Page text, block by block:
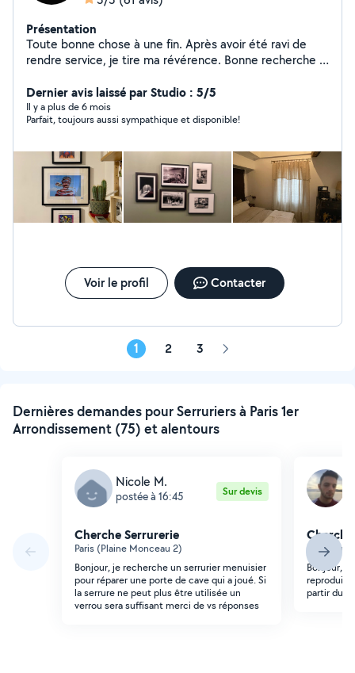
Présentation
Toute bonne chose à une fin. Après avoir été ravi de
rendre service, je tire ma révérence. Bonne recherche à
Dernier avis laissé par Studio : 5/5
Il y a plus de 6 mois
Parfait, toujours aussi sympathique et disponible!
Voir le profil Contacter
1 2 3 Page
Dernières demandes pour Serruriers à Paris 1er
Arrondissement (75) et alentours
Nicole M.
postée à 16:45 Sur devis
Cherche Serrurerie
Paris (Plaine Monceau 2)
Bonjour, je recherche un serrurier menuisier
pour réparer une porte de cave qui a joué. Si
la serrure ne peut plus être utilisée un
verrou sera suffisant merci de vs réponses
Paris
Bonjour,
partir du